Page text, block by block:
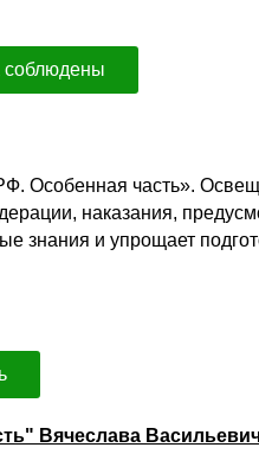
соблюдены
Особенная часть».
наказания,
знания и упрощает
Вячеслава